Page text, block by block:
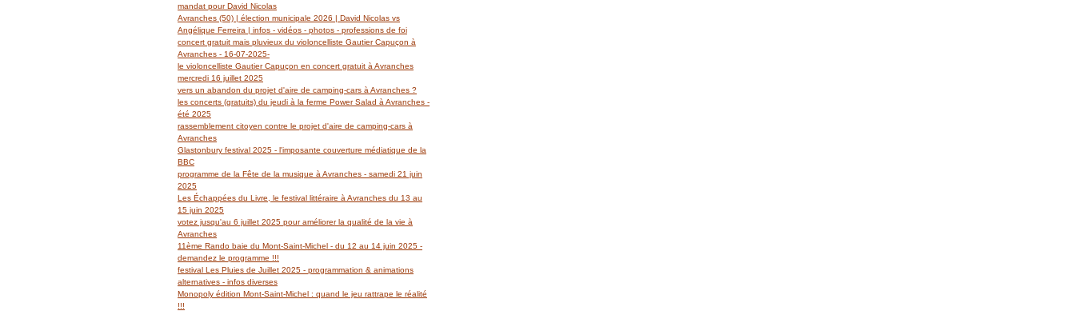
mandat pour David Nicolas
Avranches (50) | élection municipale 2026 | David Nicolas vs
Angélique Ferreira | infos - vidéos - photos - professions de foi
concert gratuit mais pluvieux du violoncelliste Gautier Capuçon à
Avranches - 16-07-2025-
le violoncelliste Gautier Capuçon en concert gratuit à Avranches
mercredi 16 juillet 2025
vers un abandon du projet d'aire de camping-cars à Avranches ?
les concerts (gratuits) du jeudi à la ferme Power Salad à Avranches -
été 2025
rassemblement citoyen contre le projet d'aire de camping-cars à
Avranches
Glastonbury festival 2025 - l'imposante couverture médiatique de la
BBC
programme de la Fête de la musique à Avranches - samedi 21 juin
2025
Les Échappées du Livre, le festival littéraire à Avranches du 13 au
15 juin 2025
votez jusqu'au 6 juillet 2025 pour améliorer la qualité de la vie à
Avranches
11ème Rando baie du Mont-Saint-Michel - du 12 au 14 juin 2025 -
demandez le programme !!!
festival Les Pluies de Juillet 2025 - programmation & animations
alternatives - infos diverses
Monopoly édition Mont-Saint-Michel : quand le jeu rattrape le réalité
!!!